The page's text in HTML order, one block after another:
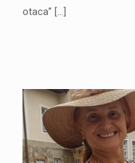
otaca” […]